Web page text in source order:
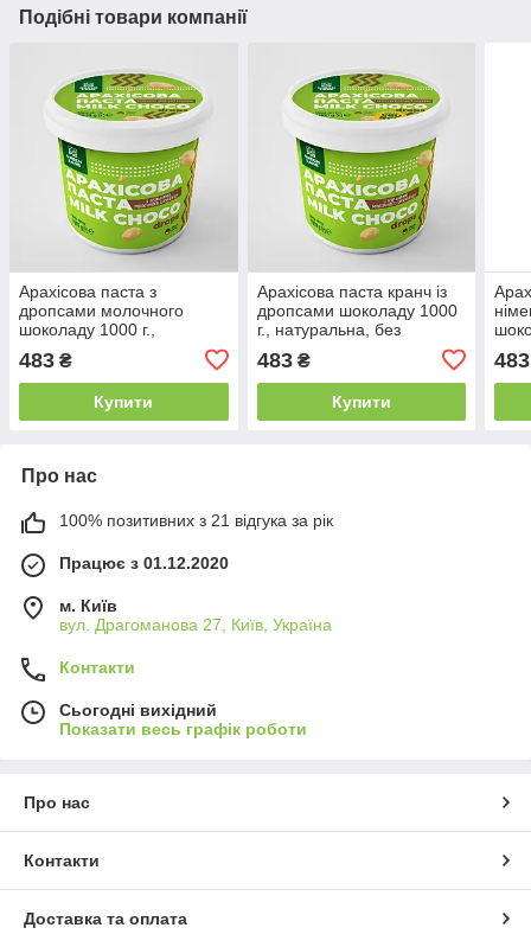
Подібні товари компанії
Арахісова паста з
дропсами молочного
шоколаду 1000 г.,
консервантів та домішок
MILK CHOCO DROPS
483 ₴
Купити
Арахісова паста кранч із
дропсами шоколаду 1000
г., натуральна, без
CHOCO DROPS CRUNCH
483₴
Купити
483
Про нас
100% позитивних з 21 відгука за рік
Працює з 01.12.2020
м. Київ
вул. Драгоманова 27, Київ, Україна
Контакти
Сьогодні вихідний
Показати весь графік роботи
Про нас
Контакти
Доставка та оплата